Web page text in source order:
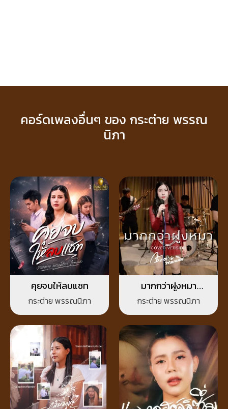
คอร์ดเพลงอื่นๆ ของ กระต่าย พรรณ
นิภา
คุยจบให้ลบแชท
กระต่าย พรรณนิภา
มากกว่าฝูงหมา
(COVER LIVE
SESSION)
กระต่าย พรรณนิภา